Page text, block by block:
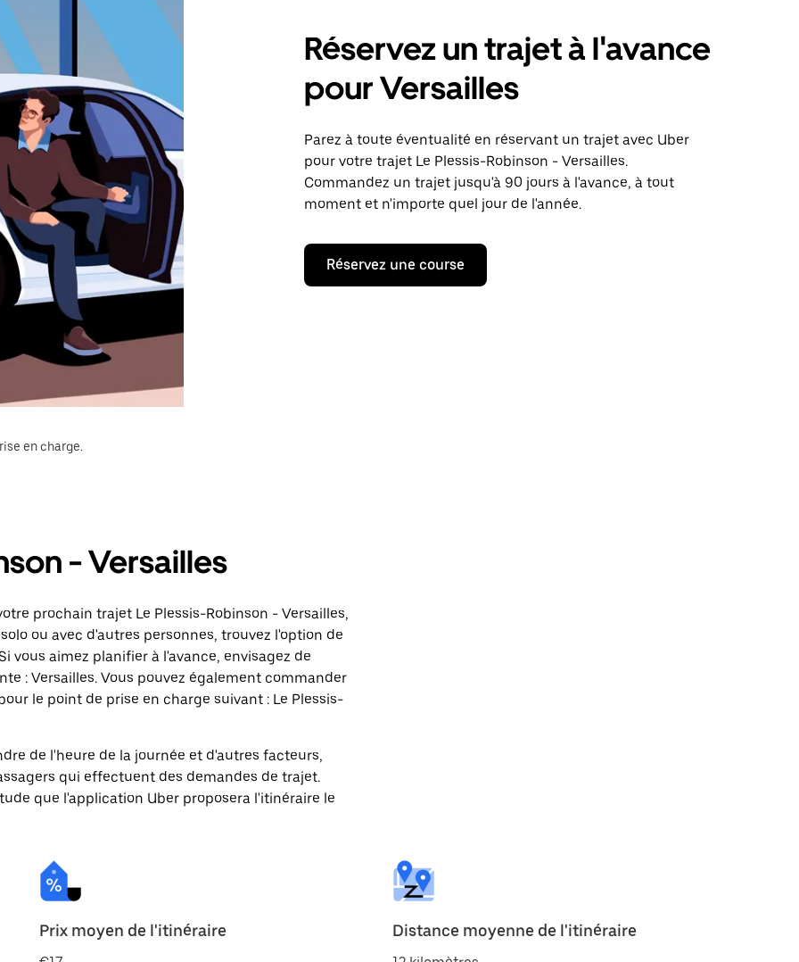
Réservez un trajet à l'avance
pour Versailles
Parez à toute éventualité en réservant un trajet avec Uber
pour votre trajet Le Plessis-Robinson - Versailles.
Commandez un trajet jusqu'à 90 jours à l'avance, à tout
moment et n'importe quel jour de l'année.
Réservez une course
en charge.
- Versailles
prochain trajet Le Plessis-Robinson - Versailles,
ou avec d'autres personnes, trouvez l'option de
vous aimez planifier à l'avance, envisagez de
: Versailles. Vous pouvez également commander
le point de prise en charge suivant : Le Plessis-
de l'heure de la journée et d'autres facteurs,
qui effectuent des demandes de trajet.
que l'application Uber proposera l'itinéraire le
Prix moyen de l'itinéraire Distance moyenne de l'itinéraire